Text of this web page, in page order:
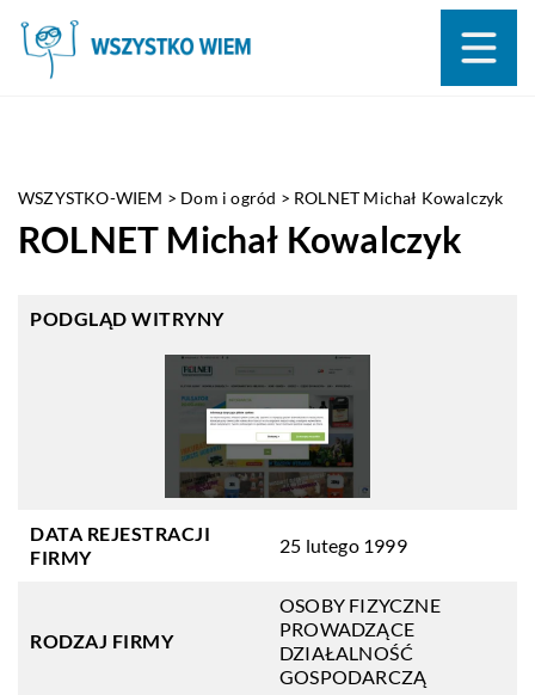
WSZYSTKO-WIEM > Dom i ogród > ROLNET Michał Kowalczyk
ROLNET Michał Kowalczyk
PODGLĄD WITRYNY
DATA REJESTRACJI
FIRMY
25 lutego 1999
RODZAJ FIRMY
OSOBY FIZYCZNE
PROWADZĄCE
DZIAŁALNOŚĆ
GOSPODARCZĄ